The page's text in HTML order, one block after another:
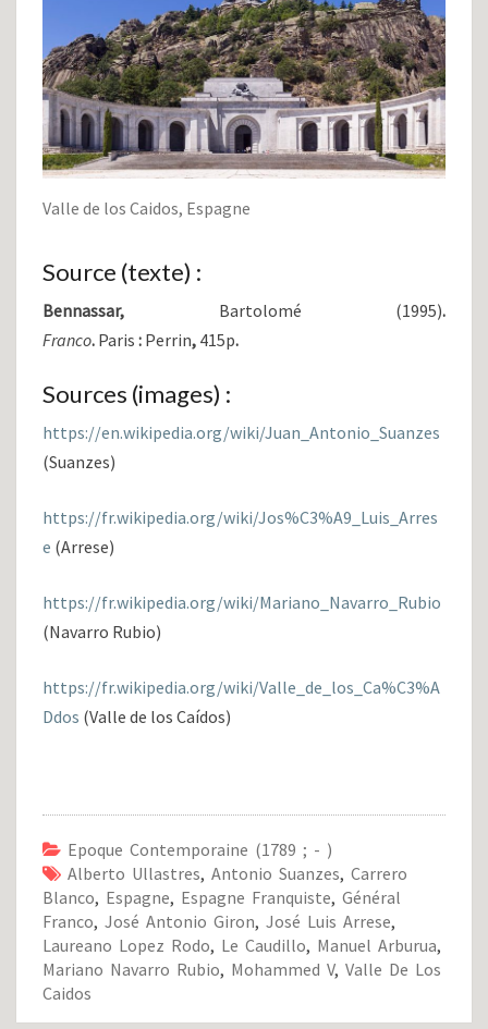
Valle de los Caidos, Espagne
Source (texte) :
Bennassar, Bartolomé (1995).
Franco. Paris : Perrin, 415p.
Sources (images) :
https://en.wikipedia.org/wiki/Juan_Antonio_Suanzes
(Suanzes)
https://fr.wikipedia.org/wiki/Jos%C3%A9_Luis_Arres
e (Arrese)
https://fr.wikipedia.org/wiki/Mariano_Navarro_Rubio
(Navarro Rubio)
https://fr.wikipedia.org/wiki/Valle_de_los_Ca%C3%A
Ddos (Valle de los Caídos)
Epoque Contemporaine (1789 ; - )
Alberto Ullastres, Antonio Suanzes, Carrero
Blanco, Espagne, Espagne Franquiste, Général
Franco, José Antonio Giron, José Luis Arrese,
Laureano Lopez Rodo, Le Caudillo, Manuel Arburua,
Mariano Navarro Rubio, Mohammed V, Valle De Los
Caidos